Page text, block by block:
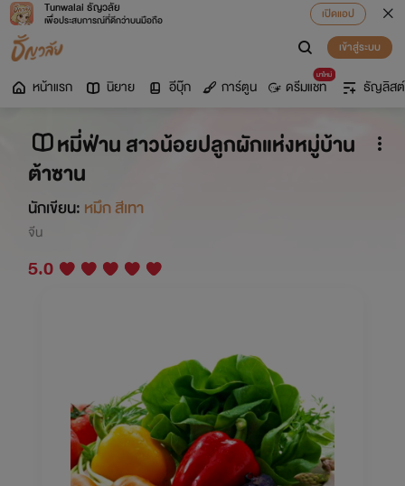
Tunwalai ธัญวลัย
เพื่อประสบการณ์ที่ดีกว่าบนมือถือ
เปิดแอป
เข้าสู่ระบบ
หน้าแรก นิยาย อีบุ๊ก การ์ตูน
มาใหม่
ดรีมแชท ธัญลิสต์
หมี่ฟ่าน สาวน้อยปลูกผักแห่งหมู่บ้าน
ต้าซาน
นักเขียน: หมึก สีเทา
จีน
5.0